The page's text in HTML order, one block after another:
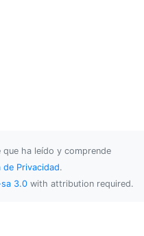
ha leído y comprende
de Privacidad.
3.0 with attribution required.